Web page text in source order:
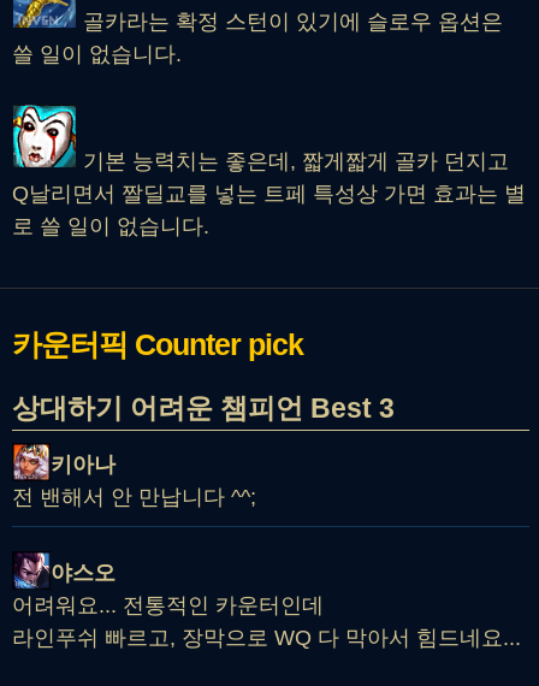
골카라는 확정 스턴이 있기에 슬로우 옵션은
쓸 일이 없습니다.
기본 능력치는 좋은데, 짧게짧게 골카 던지고
Q날리면서 짤딜교를 넣는 트페 특성상 가면 효과는 별
로 쓸 일이 없습니다.
카운터픽 Counter pick
상대하기 어려운 챔피언 Best 3
키아나
전 밴해서 안 만납니다 ^^;
야스오
어려워요... 전통적인 카운터인데
라인푸쉬 빠르고, 장막으로 WQ 다 막아서 힘드네요...